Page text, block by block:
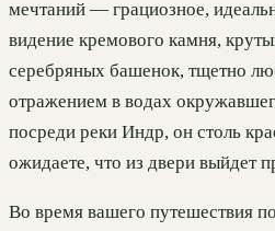
мечтаний — грациозное,
видение кремового камня,
серебряных башенок, тщетно
отражением в водах
посреди реки Индр, он столь
ожидаете, что из двери выйдет
Во время вашего путешествия